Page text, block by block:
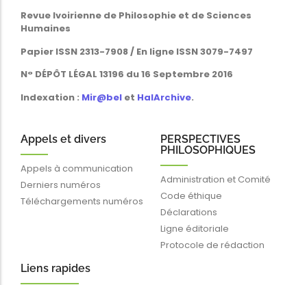
Revue Ivoirienne de Philosophie et de Sciences
Humaines
Papier ISSN 2313-7908 / En ligne ISSN 3079-7497
N° DÉPÔT LÉGAL 13196 du 16 Septembre 2016
Indexation : Mir@bel et HalArchive.
Appels et divers
Appels à communication
Derniers numéros
Téléchargements numéros
PERSPECTIVES
PHILOSOPHIQUES
Administration et Comité
Code éthique
Déclarations
Ligne éditoriale
Protocole de rédaction
Liens rapides